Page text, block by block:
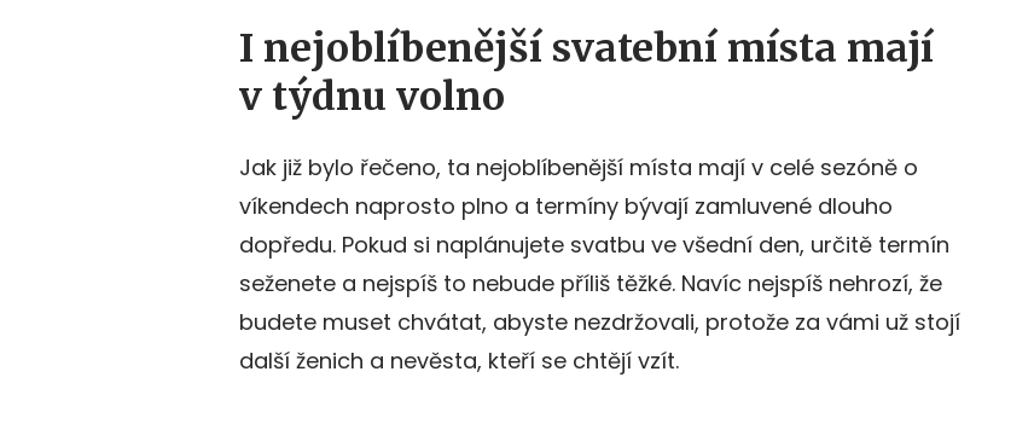
I nejoblíbenější svatební místa mají
v týdnu volno
Jak již bylo řečeno, ta nejoblíbenější místa mají v celé sezóně o
víkendech naprosto plno a termíny bývají zamluvené dlouho
dopředu. Pokud si naplánujete svatbu ve všední den, určitě termín
seženete a nejspíš to nebude příliš těžké. Navíc nejspíš nehrozí, že
budete muset chvátat, abyste nezdržovali, protože za vámi už stojí
další ženich a nevěsta, kteří se chtějí vzít.